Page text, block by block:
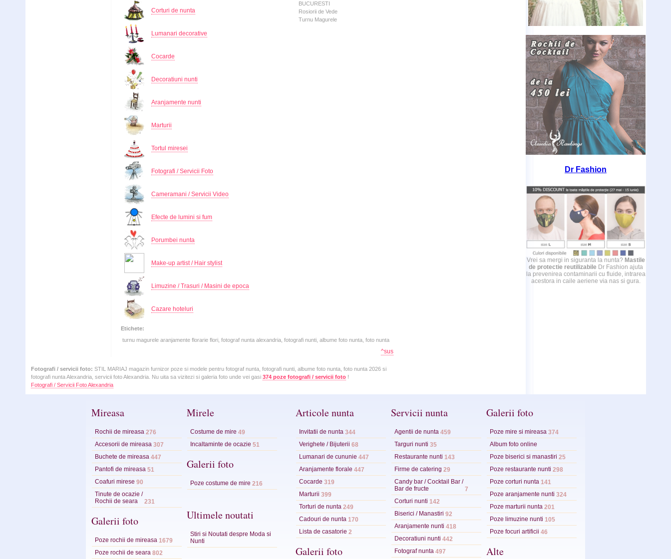
Corturi de nunta
Lumanari decorative
Cocarde
Decoratiuni nunti
Aranjamente nunti
Marturii
Tortul miresei
Fotografi / Servicii Foto
Cameramani / Servicii Video
Efecte de lumini si fum
Porumbei nunta
Make-up artist / Hair stylist
Limuzine / Trasuri / Masini de epoca
Cazare hoteluri
BUCURESTI
Rosiorii de Vede
Turnu Magurele
Etichete:
turnu magurele aranjamente florarie flori, fotograf nunta alexandria, fotografi nunti, albume foto nunta, foto nunta
^sus
Fotografi / servicii foto: STIL MARIAJ magazin furnizor poze si modele pentru fotograf nunta, fotografi nunti, albume foto nunta, foto nunta 2026 si
fotografi nunta Alexandria, servicii foto Alexandria. Nu uita sa vizitezi si galeria foto unde vei gasi 374 poze fotografi / servicii foto!
Fotografi / Servicii Foto Alexandria
Dr Fashion
Vrei sa mergi in siguranta la nunta? Mastile
de protectie reutilizabile Dr Fashion ajuta
la prevenirea contaminarii cu fluide, intrarea
acestora in caile aeriene via nas si gura.
Mireasa
Rochii de mireasa 276
Accesorii de mireasa 307
Buchete de mireasa 447
Pantofi de mireasa 51
Coafuri mirese 90
Tinute de ocazie /
Rochii de seara
231
Galerii foto
Poze rochii de mireasa 1679
Poze rochii de seara 802
Mirele
Costume de mire 49
Incaltaminte de ocazie 51
Galerii foto
Poze costume de mire 216
Ultimele noutati
Stiri si Noutati despre Moda si
Nunti
Articole nunta
Invitatii de nunta 344
Verighete / Bijuterii 68
Lumanari de cununie 447
Aranjamente florale 447
Cocarde 319
Marturii 399
Torturi de nunta 249
Cadouri de nunta 170
Lista de casatorie 2
Galerii foto
Servicii nunta
Agentii de nunta 459
Targuri nunti 35
Restaurante nunti 143
Firme de catering 29
Candy bar / Cocktail Bar /
Bar de fructe
7
Corturi nunti 142
Biserici / Manastiri 92
Aranjamente nunti 418
Decoratiuni nunti 442
Fotograf nunta 497
Galerii foto
Poze mire si mireasa 374
Album foto online
Poze biserici si manastiri 25
Poze restaurante nunti 298
Poze corturi nunta 141
Poze aranjamente nunti 324
Poze marturii nunta 201
Poze limuzine nunti 105
Poze focuri artificii 46
Alte